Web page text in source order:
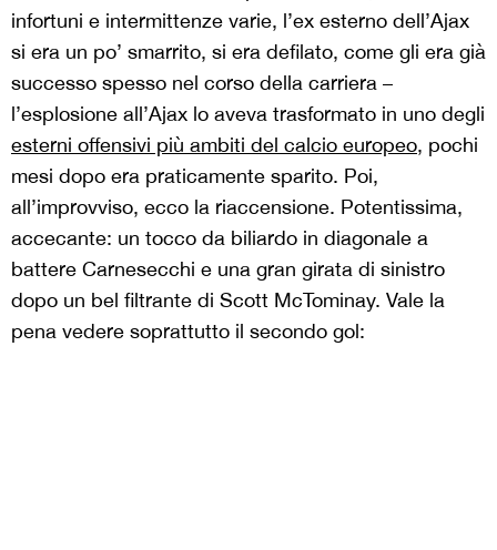
infortuni e intermittenze varie, l’ex esterno dell’Ajax
si era un po’ smarrito, si era defilato, come gli era già
successo spesso nel corso della carriera –
l’esplosione all’Ajax lo aveva trasformato in uno degli
esterni offensivi più ambiti del calcio europeo, pochi
mesi dopo era praticamente sparito. Poi,
all’improvviso, ecco la riaccensione. Potentissima,
accecante: un tocco da biliardo in diagonale a
battere Carnesecchi e una gran girata di sinistro
dopo un bel filtrante di Scott McTominay. Vale la
pena vedere soprattutto il secondo gol: